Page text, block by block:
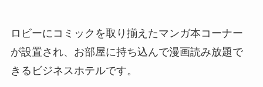
ロビーにコミックを取り揃えたマンガ本コーナー
が設置され、お部屋に持ち込んで漫画読み放題で
きるビジネスホテルです。